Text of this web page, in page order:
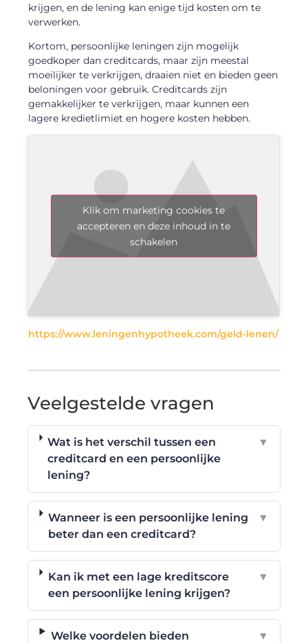
krijgen, en de lening kan enige tijd kosten om te
verwerken.
Kortom, persoonlijke leningen zijn mogelijk
goedkoper dan creditcards, maar zijn meestal
moeilijker te verkrijgen, draaien niet en bieden geen
beloningen voor gebruik. Creditcards zijn
gemakkelijker te verkrijgen, maar kunnen een
lagere kredietlimiet en hogere kosten hebben.
Klik om marketing cookies te
accepteren en deze inhoud in te
schakelen
https://www.leningenhypotheek.com/geld-lenen/
Veelgestelde vragen
Wat is het verschil tussen een
creditcard en een persoonlijke
lening?
▼
Wanneer is een persoonlijke lening
beter dan een creditcard?
▼
Kan ik met een lage kreditscore
een persoonlijke lening krijgen?
▼
Welke voordelen bieden ▼